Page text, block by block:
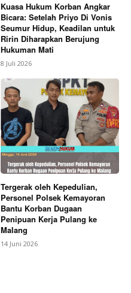
Kuasa Hukum Korban Angkar
Bicara: Setelah Priyo Di Vonis
Seumur Hidup, Keadilan untuk
Ririn Diharapkan Berujung
Hukuman Mati
8 Juli 2026
Tergerak oleh Kepedulian,
Personel Polsek Kemayoran
Bantu Korban Dugaan
Penipuan Kerja Pulang ke
Malang
14 Juni 2026